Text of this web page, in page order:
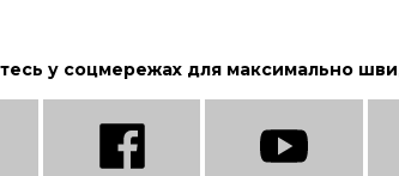
у соцмережах для максимально